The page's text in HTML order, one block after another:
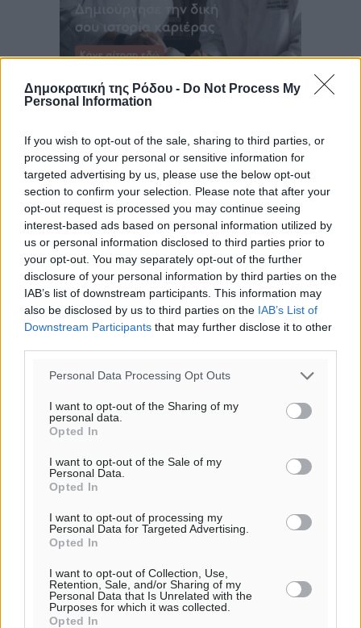
Δημοκρατική της Ρόδου - Do Not Process My
Personal Information
If you wish to opt-out of the sale, sharing to third parties, or
processing of your personal or sensitive information for
targeted advertising by us, please use the below opt-out
section to confirm your selection. Please note that after your
opt-out request is processed you may continue seeing
interest-based ads based on personal information utilized by
us or personal information disclosed to third parties prior to
your opt-out. You may separately opt-out of the further
disclosure of your personal information by third parties on the
IAB’s list of downstream participants. This information may
also be disclosed by us to third parties on the IAB’s List of
Downstream Participants that may further disclose it to other
Personal Data Processing Opt Outs
I want to opt-out of the Sharing of my
personal data.
Opted In
I want to opt-out of the Sale of my
Personal Data.
Opted In
I want to opt-out of processing my
Personal Data for Targeted Advertising.
Opted In
I want to opt-out of Collection, Use,
Retention, Sale, and/or Sharing of my
Personal Data that Is Unrelated with the
Purposes for which it was collected.
Opted In
Ροή ειδήσεων
θαλάσσια περιοχή Κάσου και Καρπάθου
Τοπικές Ειδήσεις• πριν 4 ώρες